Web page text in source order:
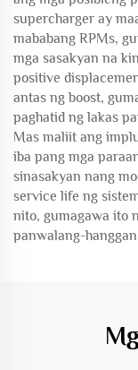
supercharger ay
mababang RPMs,
mga sasakyan na
positive
antas ng boost,
paghatid ng lakas
Mas maliit ang
iba pang mga
sinasakyan nang
service life ng
nito, gumagawa ito
panwalang-